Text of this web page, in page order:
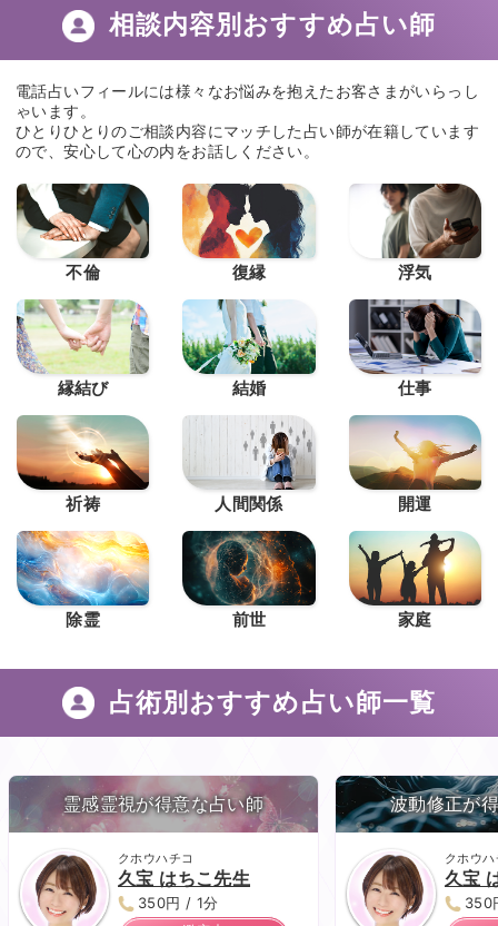
相談内容別おすすめ占い師
電話占いフィールには様々なお悩みを抱えたお客さまがいらっし
ゃいます。
ひとりひとりのご相談内容にマッチした占い師が在籍しています
ので、安心して心の内をお話しください。
不倫 復縁 浮気
縁結び 結婚 仕事
祈祷 人間関係 開運
除霊 前世 家庭
占術別おすすめ占い師一覧
霊感霊視が得意な占い師
クホウハチコ
久宝 はちこ先生
350円 / 1分
波動修正が
クホウ
久宝
350